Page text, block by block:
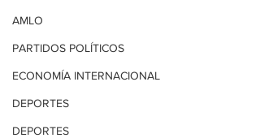
AMLO
PARTIDOS POLÍTICOS
ECONOMÍA INTERNACIONAL
DEPORTES
DEPORTES